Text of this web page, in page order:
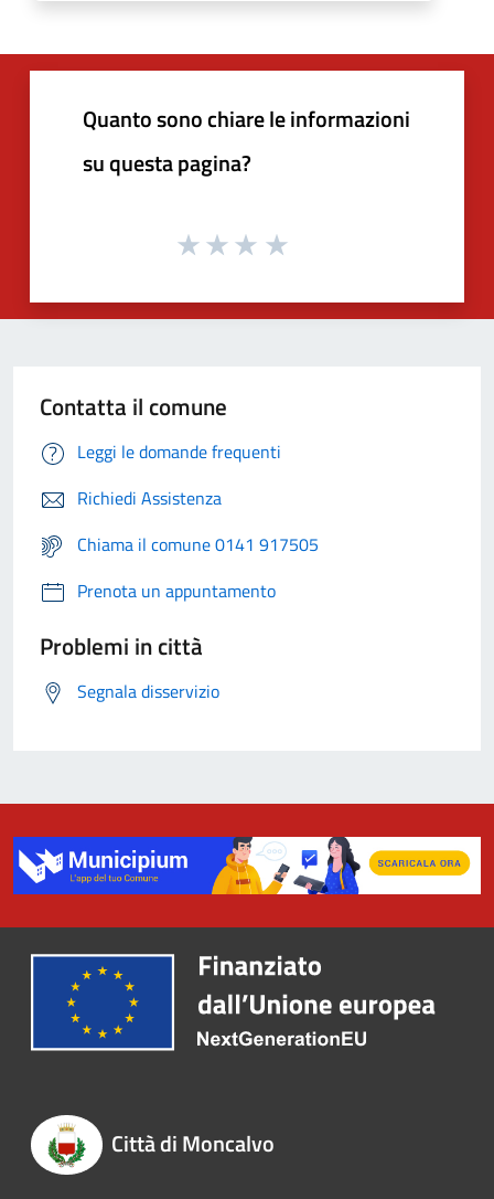
Quanto sono chiare le informazioni
su questa pagina?
Contatta il comune
Leggi le domande frequenti
Richiedi Assistenza
Chiama il comune 0141 917505
Prenota un appuntamento
Problemi in città
Segnala disservizio
Città di Moncalvo